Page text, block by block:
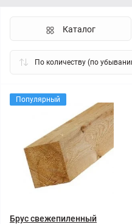
Каталог
Популярный
Брус свежепиленный